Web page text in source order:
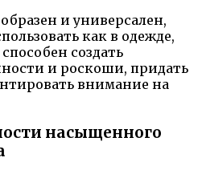
и универсален,
как в одежде,
создать
и роскоши, придать
внимание на
насыщенного